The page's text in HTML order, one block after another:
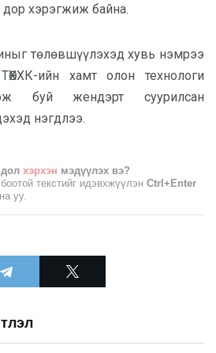
хэрэгжиж байна.
төлөвшүүлэхэд хувь нэмрээ
ийн хамт олон технологи
буй жендэрт суурилсан
нэгдлээ.
хэрхэн мэдүүлэх вэ?
текстийг идэвхжүүлэн Ctrl+Enter
уу.